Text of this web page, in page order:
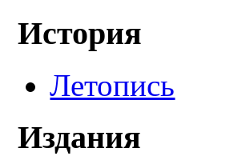
История
Летопись
Издания